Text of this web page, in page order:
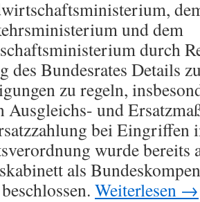
und dem
durch
des Bundesrates Details
zu regeln,
Ausgleichs- und
bei Eingriffen
wurde bereits
als
Weiterlesen →